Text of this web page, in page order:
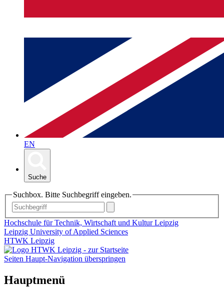
EN
Suche
Suchbox. Bitte Suchbegriff eingeben.
Hochschule für Technik, Wirtschaft und Kultur Leipzig
Leipzig University of Applied Sciences
HTWK Leipzig
Seiten Haupt-Navigation überspringen
Hauptmenü